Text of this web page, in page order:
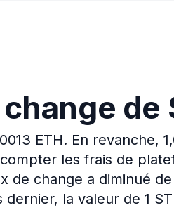
ETH. En revanche,
compter les frais de
de change a diminué
la valeur de 1